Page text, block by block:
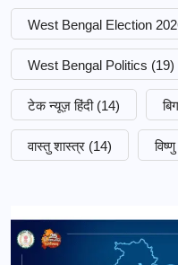
West Bengal Election
West Bengal Politics (19)
टेक न्यूज़ हिंदी (14)
वास्तु शास्त्र (14)